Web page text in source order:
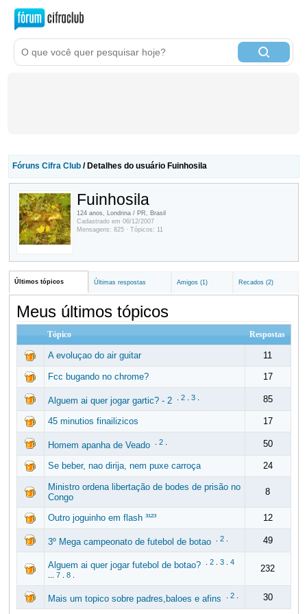
Fóruns Cifra Club/ Detalhes do usuário Fuinhosila
Fuinhosila
124 anos, Londrina / PR, Brasil
Cadastrado em 06/12/2007
Mensagens: 825 · Tópicos: 11
Últimos tópicos Últimas respostas Amigos (1) Recados (2)
Meus últimos tópicos
Tópico Respostas
A evoluçao do air guitar 11
Fcc bugando no chrome? 17
Alguem ai quer jogar gartic? - 2 2. 3. 85
45 minutios finailizicos 17
Homem apanha de Veado 2. 50
Se beber, nao dirija, nem puxe carroça 24
Ministro ordena libertação de bodes de prisão no
Congo
8
Outro joguinho em flash ³¹²³ 12
3º Mega campeonato de futebol de botao 2. 49
Alguem ai quer jogar futebol de botao? 2. 3. 4
7. 8.
232
Mais um topico sobre padres,baloes e afins 2. 30